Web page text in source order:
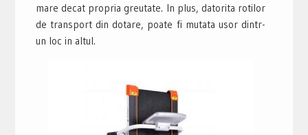
mare decat propria greutate. In plus, datorita rotilor
de transport din dotare, poate fi mutata usor dintr-
un loc in altul.